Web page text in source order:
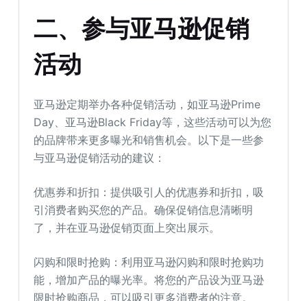
二、参与亚马逊促销
活动
亚马逊定期举办各种促销活动，如亚马逊Prime
Day、亚马逊Black Friday等，这些活动可以为您
的品牌带来更多曝光和销售机会。以下是一些参
与亚马逊促销活动的建议：
优惠券和折扣：提供吸引人的优惠券和折扣，吸
引消费者购买您的产品。确保促销信息清晰明
了，并在亚马逊促销页面上突出展示。
闪购和限时抢购：利用亚马逊闪购和限时抢购功
能，增加产品的曝光率。将您的产品设为亚马逊
限时抢购商品，可以吸引更多消费者的注意。